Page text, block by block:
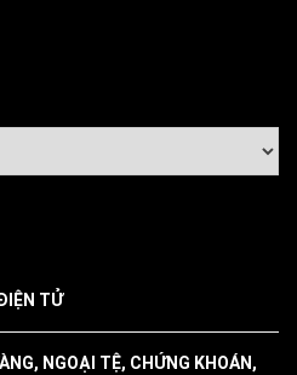
TỬ
NGOẠI TỆ, CHỨNG KHOÁN,